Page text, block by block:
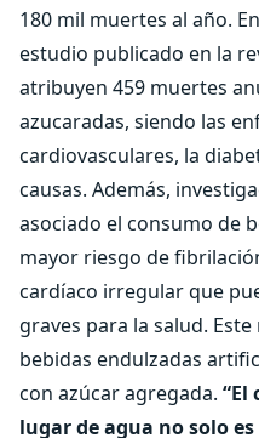
180 mil muertes al año.
estudio publicado en la
atribuyen 459 muertes
azucaradas, siendo las
cardiovasculares, la
causas. Además,
asociado el consumo de
mayor riesgo de
cardíaco irregular que
graves para la salud.
bebidas endulzadas
con azúcar agregada. “El
lugar de agua no solo